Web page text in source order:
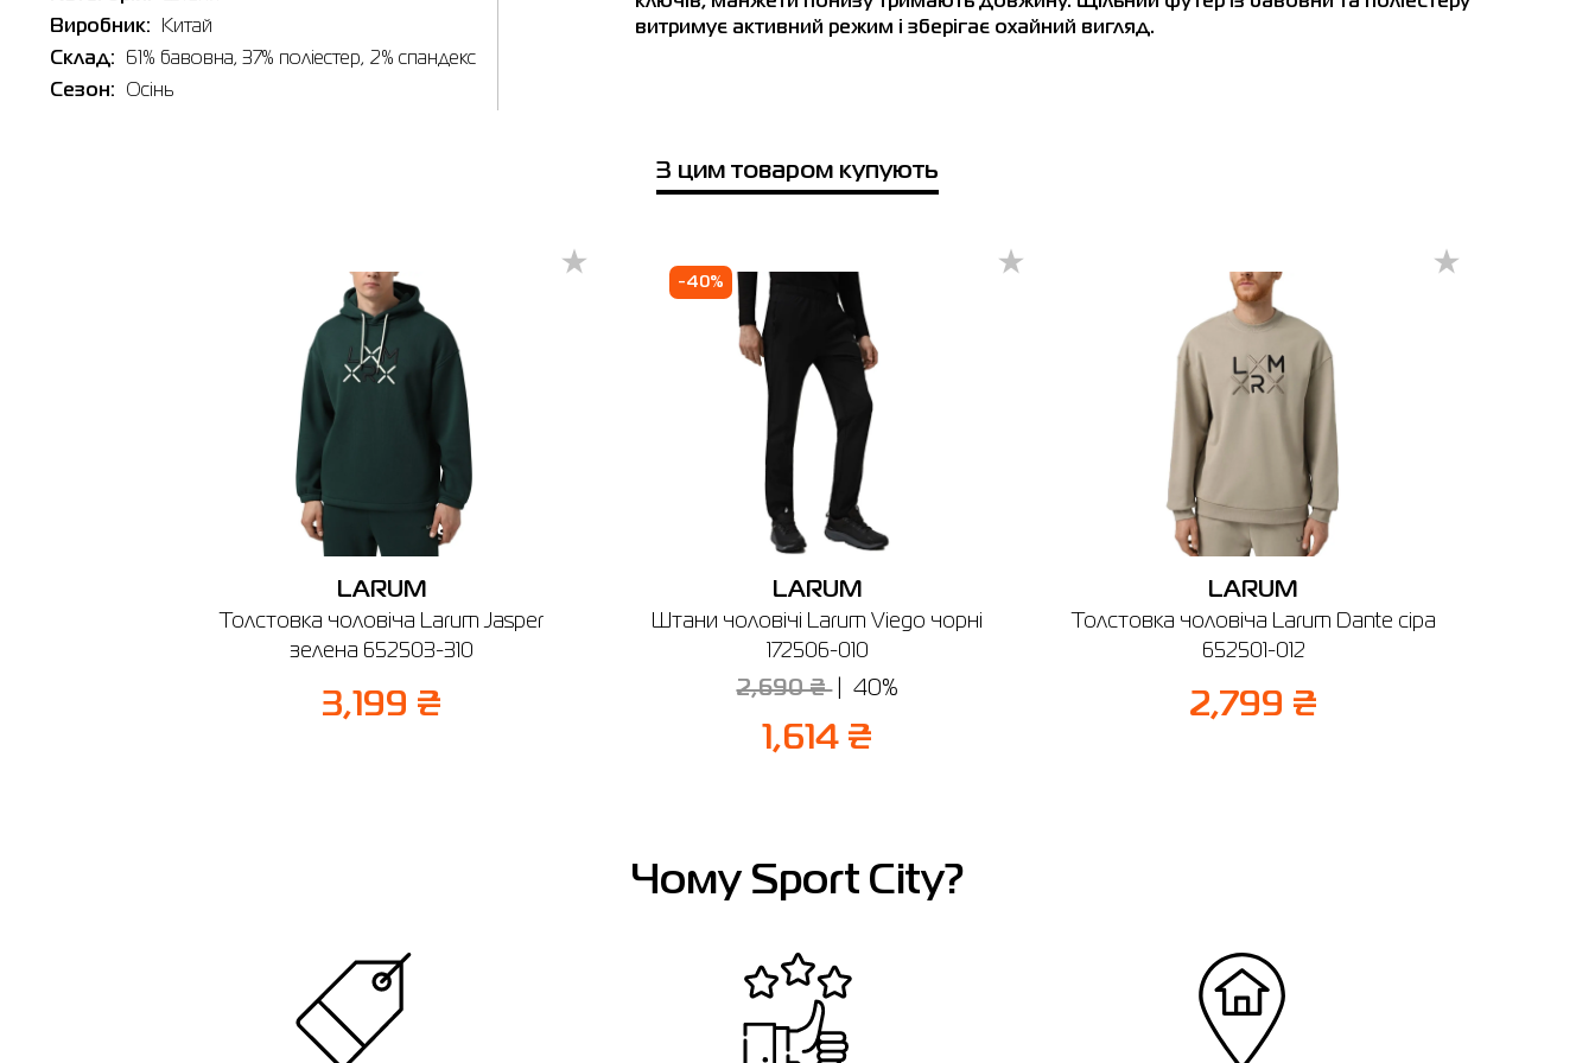
Виберіть місто
🔸 Магазин SPORT CITY
м. Дніпро, вул. Січеславська Набережна, 37
Виробник:
Китай
Склад:
61% бавовна, 37% поліестер, 2% спандекс
Сезон:
Осінь
витримує активний режим і зберігає охайний вигляд.
З цим товаром купують
LARUM
Толстовка чоловіча Larum Jasper
зелена 652503-310
3,199 ₴
-40%
LARUM
Штани чоловічі Larum Viego чорні
172506-010
2,690 ₴ 40%
1,614 ₴
LARUM
Толстовка чоловіча Larum Dante сіра
652501-012
2,799 ₴
Чому Sport City?